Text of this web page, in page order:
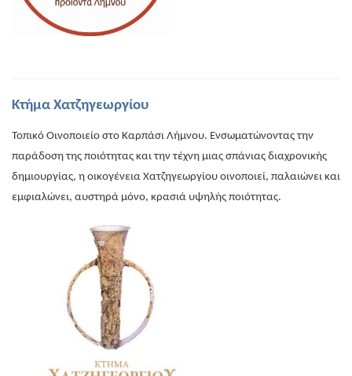
Κτήμα Χατζηγεωργίου
Τοπικό Οινοποιείο στο Καρπάσι Λήμνου. Ενσωματώνοντας την
παράδοση της ποιότητας και την τέχνη μιας σπάνιας διαχρονικής
δημιουργίας, η οικογένεια Χατζηγεωργίου οινοποιεί, παλαιώνει και
εμφιαλώνει, αυστηρά μόνο, κρασιά υψηλής ποιότητας.